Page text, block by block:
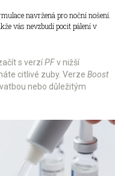
navržená pro noční nošení.
vás nevzbudí pocit pálení v
s verzíPFv nižší
citlivé zuby. Verze Boost
nebo důležitým